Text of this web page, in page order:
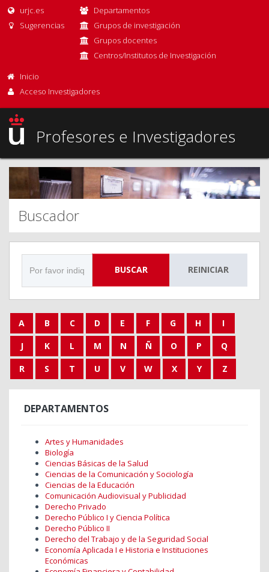
urjc.es
Sugerencias
Departamentos
Grupos de investigación
Grupos docentes
Centros/Institutos de Investigación
Inicio
Acceso Investigadores
Profesores e Investigadores
Buscador
BUSCAR REINICIAR
A B C D E F G H
I
J
K L M N Ñ O P
Q
R
S T U V W X Y Z
DEPARTAMENTOS
Artes y Humanidades
Biología
Ciencias Básicas de la Salud
Ciencias de la Comunicación y Sociología
Ciencias de la Educación
Comunicación Audiovisual y Publicidad
Derecho Privado
Derecho Público I y Ciencia Política
Derecho Público II
Derecho del Trabajo y de la Seguridad Social
Economía Aplicada I e Historia e Instituciones
Económicas